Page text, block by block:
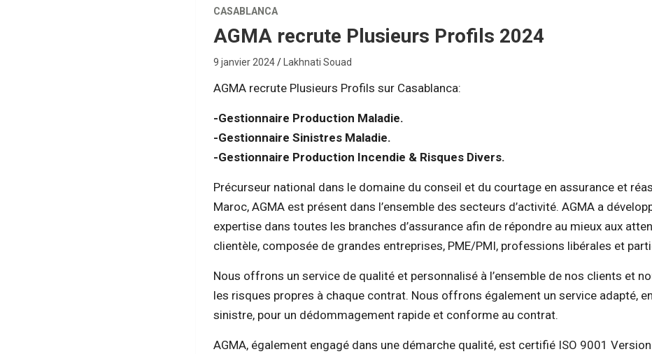
CASABLANCA
AGMA recrute Plusieurs Profils 2024
9 janvier 2024 Lakhnati Souad
AGMA recrute Plusieurs Profils sur Casablanca:
-Gestionnaire Production Maladie.
-Gestionnaire Sinistres Maladie.
-Gestionnaire Production Incendie & Risques Divers.
Précurseur national dans le domaine du conseil et du courtage en assurance et
Maroc, AGMA est présent dans l’ensemble des secteurs d’activité. AGMA a
expertise dans toutes les branches d’assurance afin de répondre au mieux aux
clientèle, composée de grandes entreprises, PME/PMI, professions libérales et
Nous offrons un service de qualité et personnalisé à l’ensemble de nos clients et
les risques propres à chaque contrat. Nous offrons également un service adapté,
sinistre, pour un dédommagement rapide et conforme au contrat.
AGMA, également engagé dans une démarche qualité, est certifié ISO 9001